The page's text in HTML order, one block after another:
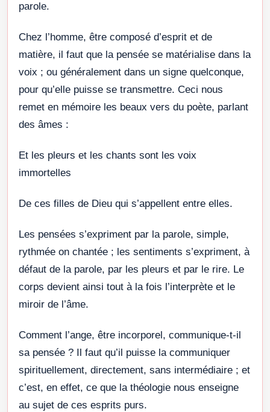
parole.
Chez l’homme, être composé d’esprit et de
matière, il faut que la pensée se matérialise dans la
voix ; ou généralement dans un signe quelconque,
pour qu’elle puisse se transmettre. Ceci nous
remet en mémoire les beaux vers du poète, parlant
des âmes :
Et les pleurs et les chants sont les voix
immortelles
De ces filles de Dieu qui s’appellent entre elles.
Les pensées s’expriment par la parole, simple,
rythmée on chantée ; les sentiments s’expriment, à
défaut de la parole, par les pleurs et par le rire. Le
corps devient ainsi tout à la fois l’interprète et le
miroir de l’âme.
Comment l’ange, être incorporel, communique-t-il
sa pensée ? Il faut qu’il puisse la communiquer
spirituellement, directement, sans intermédiaire ; et
c’est, en effet, ce que la théologie nous enseigne
au sujet de ces esprits purs.